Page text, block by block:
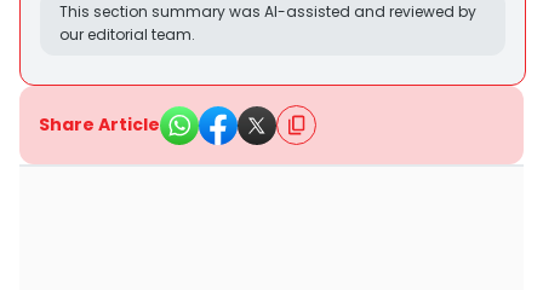
This section summary was AI-assisted and reviewed by
our editorial team.
Share Article